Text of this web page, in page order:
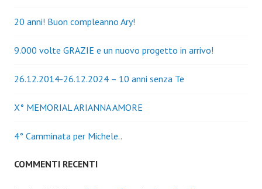
20 anni! Buon compleanno Ary!
9.000 volte GRAZIE e un nuovo progetto in arrivo!
26.12.2014-26.12.2024 – 10 anni senza Te
X° MEMORIAL ARIANNA AMORE
4° Camminata per Michele..
COMMENTI RECENTI